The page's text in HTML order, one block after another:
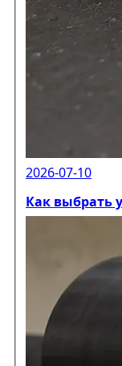
2026-07-10
Как выбрать